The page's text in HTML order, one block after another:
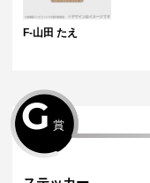
F-山田 たえ
G 賞